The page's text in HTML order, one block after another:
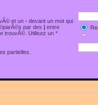
et un- devant un mot qui
par des| entre
trouvÃ©. Utilisez un *
partielles.